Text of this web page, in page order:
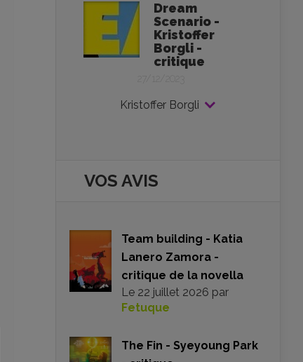
Dream
Scenario -
Kristoffer
Borgli -
critique
Kristoffer Borgli
VOS AVIS
Team building - Katia
Lanero Zamora -
critique de la novella
Le 22 juillet 2026 par
Fetuque
The Fin - Syeyoung Park